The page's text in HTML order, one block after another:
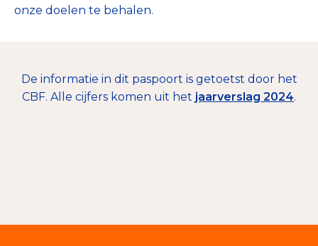
onze doelen te behalen.
De informatie in dit paspoort is getoetst door het
CBF. Alle cijfers komen uit het jaarverslag 2024.